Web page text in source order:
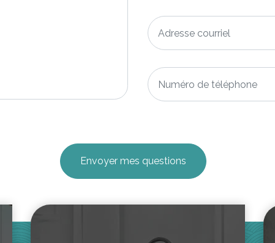
Adresse
courriel
Numéro
de
téléphone *